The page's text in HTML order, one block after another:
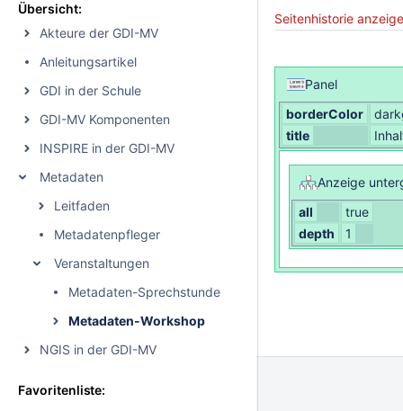
Übersicht:
Akteure der GDI-MV
Anleitungsartikel
GDI in der Schule
GDI-MV Komponenten
INSPIRE in der GDI-MV
Metadaten
Leitfaden
Metadatenpfleger
Veranstaltungen
Metadaten-Sprechstunde
Metadaten-Workshop
NGIS in der GDI-MV
Favoritenliste:
Seitenhistorie
Panel
borderColor
title
Anzeige
all
true
depth
1